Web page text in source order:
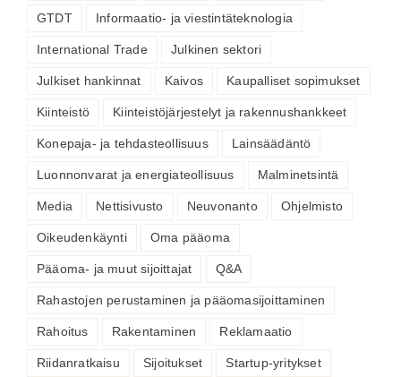
GTDT Informaatio- ja viestintäteknologia
International Trade Julkinen sektori
Julkiset hankinnat Kaivos Kaupalliset sopimukset
Kiinteistö Kiinteistöjärjestelyt ja rakennushankkeet
Konepaja- ja tehdasteollisuus Lainsäädäntö
Luonnonvarat ja energiateollisuus Malminetsintä
Media Nettisivusto Neuvonanto Ohjelmisto
Oikeudenkäynti Oma pääoma
Pääoma- ja muut sijoittajat Q&A
Rahastojen perustaminen ja pääomasijoittaminen
Rahoitus Rakentaminen Reklamaatio
Riidanratkaisu Sijoitukset Startup-yritykset